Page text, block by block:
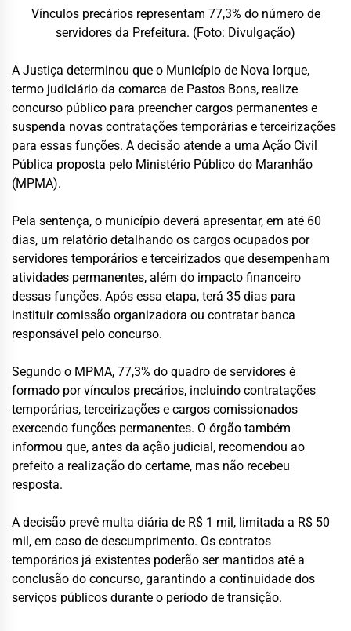
Vínculos precários representam 77,3% do número de
servidores da Prefeitura. (Foto: Divulgação)
A Justiça determinou que o Município de Nova Iorque,
termo judiciário da comarca de Pastos Bons, realize
concurso público para preencher cargos permanentes e
suspenda novas contratações temporárias e terceirizações
para essas funções. A decisão atende a uma Ação Civil
Pública proposta pelo Ministério Público do Maranhão
(MPMA).
Pela sentença, o município deverá apresentar, em até 60
dias, um relatório detalhando os cargos ocupados por
servidores temporários e terceirizados que desempenham
atividades permanentes, além do impacto financeiro
dessas funções. Após essa etapa, terá 35 dias para
instituir comissão organizadora ou contratar banca
responsável pelo concurso.
Segundo o MPMA, 77,3% do quadro de servidores é
formado por vínculos precários, incluindo contratações
temporárias, terceirizações e cargos comissionados
exercendo funções permanentes. O órgão também
informou que, antes da ação judicial, recomendou ao
prefeito a realização do certame, mas não recebeu
resposta.
A decisão prevê multa diária de R$ 1 mil, limitada a R$ 50
mil, em caso de descumprimento. Os contratos
temporários já existentes poderão ser mantidos até a
conclusão do concurso, garantindo a continuidade dos
serviços públicos durante o período de transição.